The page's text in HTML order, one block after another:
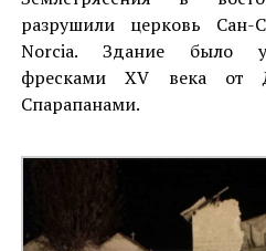
разрушили церковь Сан-
Norcia. Здание было
фресками XV века от
Спарапанами.